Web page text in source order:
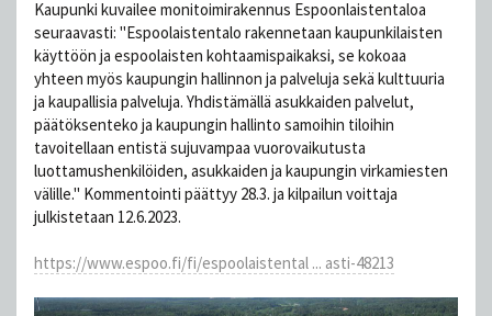
Kaupunki kuvailee monitoimirakennus Espoonlaistentaloa
seuraavasti: "Espoolaistentalo rakennetaan kaupunkilaisten
käyttöön ja espoolaisten kohtaamispaikaksi, se kokoaa
yhteen myös kaupungin hallinnon ja palveluja sekä kulttuuria
ja kaupallisia palveluja. Yhdistämällä asukkaiden palvelut,
päätöksenteko ja kaupungin hallinto samoihin tiloihin
tavoitellaan entistä sujuvampaa vuorovaikutusta
luottamushenkilöiden, asukkaiden ja kaupungin virkamiesten
välille." Kommentointi päättyy 28.3. ja kilpailun voittaja
julkistetaan 12.6.2023.
https://www.espoo.fi/fi/espoolaistental ... asti-48213